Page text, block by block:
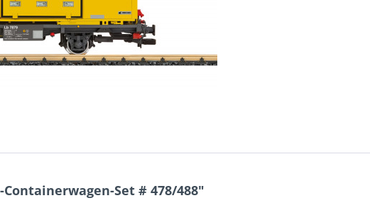
Set # 478/488"